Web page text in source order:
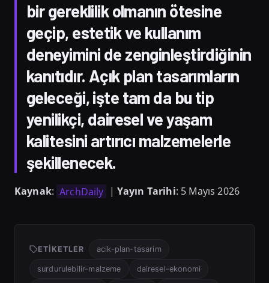
bir gereklilik olmanın ötesine
geçip, estetik ve kullanım
deneyimini de zenginleştirdiğinin
kanıtıdır. Açık plan tasarımların
geleceği, işte tam da bu tip
yenilikçi, dairesel ve yaşam
kalitesini artırıcı malzemelerle
şekillenecek.
Kaynak: ArchDaily | Yayın Tarihi: 5 Mayıs 2026
ETIKETLER acik-plan-tasarim
surdurulebilir-malzeme dairesel-ekonomi